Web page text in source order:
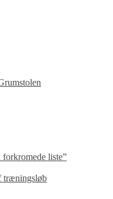
liste”
træningsløb